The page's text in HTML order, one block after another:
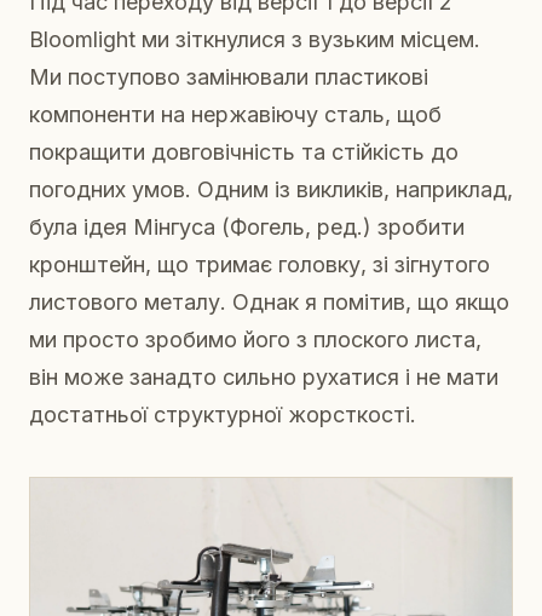
Bloomlight ми зіткнулися з вузьким місцем.
Ми поступово замінювали пластикові
компоненти на нержавіючу сталь, щоб
покращити довговічність та стійкість до
погодних умов. Одним із викликів, наприклад,
була ідея Мінгуса (Фогель, ред.) зробити
кронштейн, що тримає головку, зі зігнутого
листового металу. Однак я помітив, що якщо
ми просто зробимо його з плоского листа,
він може занадто сильно рухатися і не мати
достатньої структурної жорсткості.